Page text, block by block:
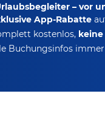
– vor
App-Rabatte
kostenlos,
Buchungsinfos